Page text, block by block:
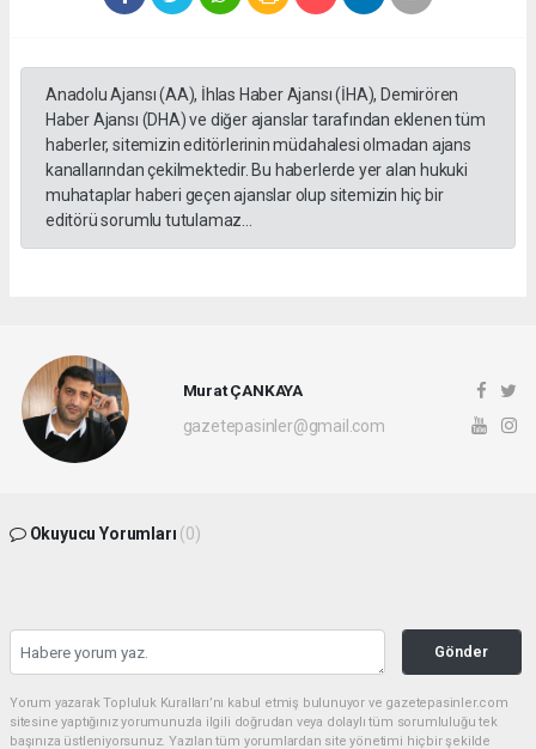
Anadolu Ajansı (AA), İhlas Haber Ajansı (İHA), Demirören
Haber Ajansı (DHA) ve diğer ajanslar tarafından eklenen tüm
haberler, sitemizin editörlerinin müdahalesi olmadan ajans
kanallarından çekilmektedir. Bu haberlerde yer alan hukuki
muhataplar haberi geçen ajanslar olup sitemizin hiç bir
editörü sorumlu tutulamaz...
Murat ÇANKAYA
gazetepasinler@gmail.com
Okuyucu Yorumları (0)
Gönder
Yorum yazarak Topluluk Kuralları’nı kabul etmiş bulunuyor ve gazetepasinler.com
sitesine yaptığınız yorumunuzla ilgili doğrudan veya dolaylı tüm sorumluluğu tek
başınıza üstleniyorsunuz. Yazılan tüm yorumlardan site yönetimi hiçbir şekilde